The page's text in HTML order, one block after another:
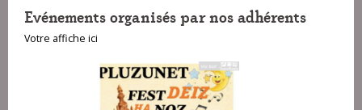
Evénements organisés par nos adhérents
Votre affiche ici